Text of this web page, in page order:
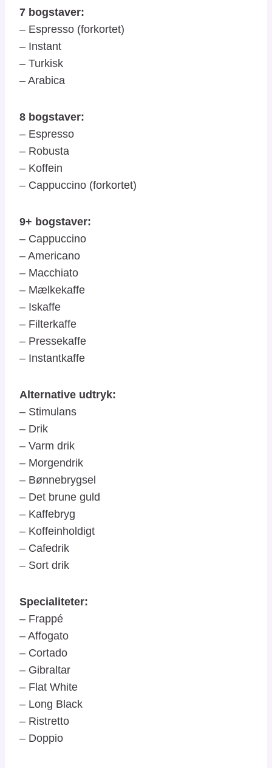
7 bogstaver:
– Espresso (forkortet)
– Instant
– Turkisk
– Arabica
8 bogstaver:
– Espresso
– Robusta
– Koffein
– Cappuccino (forkortet)
9+ bogstaver:
– Cappuccino
– Americano
– Macchiato
– Mælkekaffe
– Iskaffe
– Filterkaffe
– Pressekaffe
– Instantkaffe
Alternative udtryk:
– Stimulans
– Drik
– Varm drik
– Morgendrik
– Bønnebrygsel
– Det brune guld
– Kaffebryg
– Koffeinholdigt
– Cafedrik
– Sort drik
Specialiteter:
– Frappé
– Affogato
– Cortado
– Gibraltar
– Flat White
– Long Black
– Ristretto
– Doppio